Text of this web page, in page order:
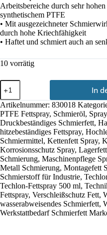
Arbeitsbereiche durch sehr
synthetischem PTFE
• Mit ausgezeichneter
durch hohe Kriechfähigkeit
• Haftet und schmiert auch an
10 vorrätig
Techlon-
Fettspray
500
ml
Menge
In
Artikelnummer: 830018
PTFE Fettspray, Schmieröl, Spray
Druckbeständiges Schmierfett,
hitzebeständiges Fettspray,
Schmiermittel, Kettenfett Spray,
Korrosionsschutz Spray,
Schmierung, Maschinenpflege
Metall Schmierung, Montagefett
Schmierstoff für Industrie,
Techlon-Fettspray 500 ml,
Fettspray, Verschleißschutz Fett,
wasserabweisendes Schmierfett,
Werkstattbedarf Schmierfett